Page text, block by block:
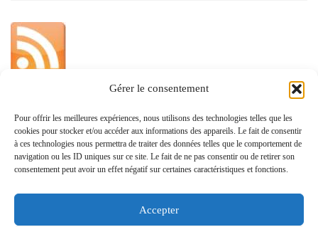
Gérer le consentement
Pour offrir les meilleures expériences, nous utilisons des technologies telles que les
cookies pour stocker et/ou accéder aux informations des appareils. Le fait de consentir
à ces technologies nous permettra de traiter des données telles que le comportement de
navigation ou les ID uniques sur ce site. Le fait de ne pas consentir ou de retirer son
consentement peut avoir un effet négatif sur certaines caractéristiques et fonctions.
Accepter
»
Politique de confidentialité